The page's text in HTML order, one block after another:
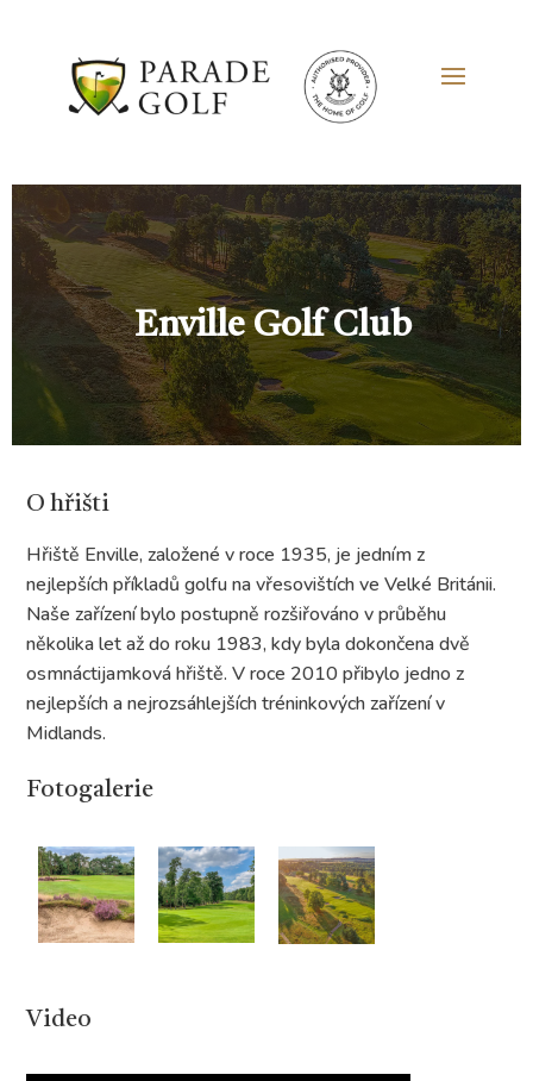
Enville Golf Club
O hřišti
Hřiště Enville, založené v roce 1935, je jedním z
nejlepších příkladů golfu na vřesovištích ve Velké Británii.
Naše zařízení bylo postupně rozšiřováno v průběhu
několika let až do roku 1983, kdy byla dokončena dvě
osmnáctijamková hřiště. V roce 2010 přibylo jedno z
nejlepších a nejrozsáhlejších tréninkových zařízení v
Midlands.
Fotogalerie
Video